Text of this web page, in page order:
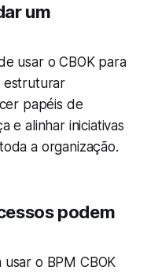
um
usar o CBOK para
estruturar
papéis de
e alinhar iniciativas
a organização.
podem
o BPM CBOK